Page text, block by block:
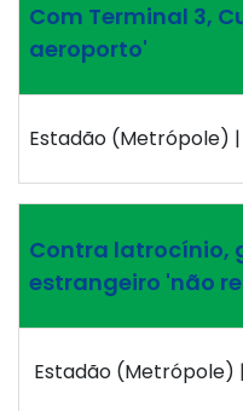
Com Terminal 3,
aeroporto'
Estadão (Metrópole) |
Contra latrocínio,
estrangeiro 'não
Estadão (Metrópole)